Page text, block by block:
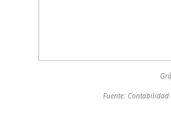
Fuente: Contabilidad